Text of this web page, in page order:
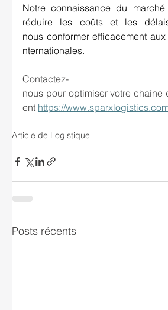
Notre connaissance du
réduire les coûts et les
nous conformer efficacement
nternationales.
Contactez-
nous pour optimiser votre chaîne
ent https://
Article de Logistique
Posts récents